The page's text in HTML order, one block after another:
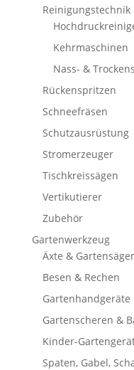
Reinigungstechnik
Kehrmaschinen
Nass- &
Rückenspritzen
Schneefräsen
Schutzausrüstung
Stromerzeuger
Tischkreissägen
Vertikutierer
Zubehör
Gartenwerkzeug
Äxte &
Besen & Rechen
Gartenhandgeräte
Gartenscheren &
Kinder-
Spaten, Gabel,